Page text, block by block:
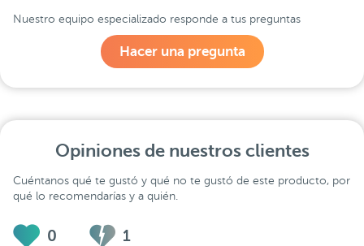
Nuestro equipo especializado responde a tus preguntas
Hacer una pregunta
Opiniones de nuestros clientes
Cuéntanos qué te gustó y qué no te gustó de este producto, por
qué lo recomendarías y a quién.
0 1